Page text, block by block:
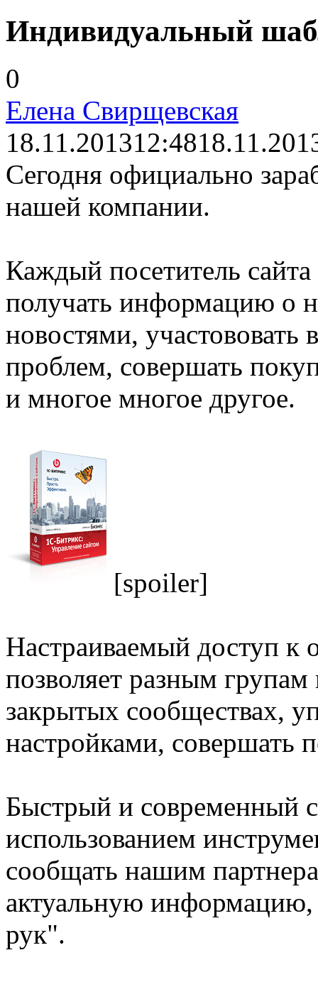
Индивидуальный
0
Елена Свирщевская
18.11.201312:48
Сегодня официально
нашей компании.
Каждый посетитель
получать информацию о
новостями,
проблем, совершать
и многое многое другое.
[spoiler]
Настраиваемый доступ к
позволяет разным групам
закрытых сообществах,
настройками, совершать
Быстрый и современный
использованием
сообщать нашим
актуальную информацию,
рук".